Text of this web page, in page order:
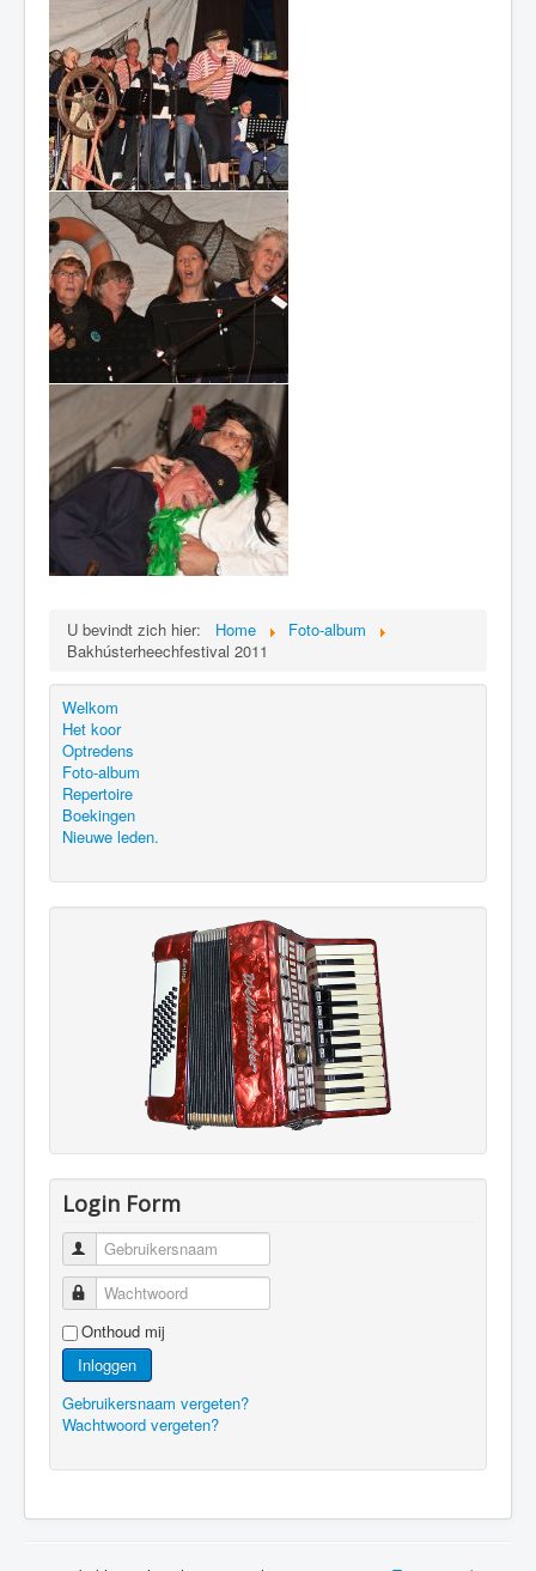
U bevindt zich hier: Home
Foto-album
Bakhústerheechfestival 2011
Welkom
Het koor
Optredens
Foto-album
Repertoire
Boekingen
Nieuwe leden.
Login Form
Gebruikersnaam
Wachtwoord
Onthoud mij
Inloggen
Gebruikersnaam vergeten?
Wachtwoord vergeten?